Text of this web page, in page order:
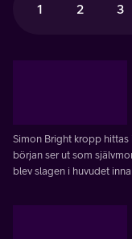
1 2 3
Simon Bright kropp hittas
början ser ut som
blev slagen i huvudet